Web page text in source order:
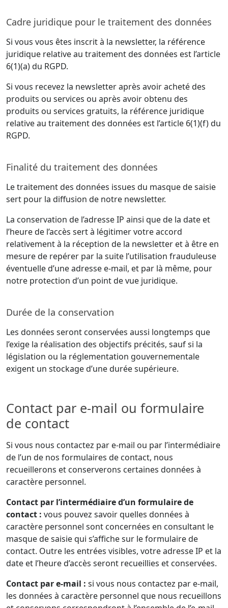
Cadre juridique pour le traitement des données
Si vous vous êtes inscrit à la newsletter, la référence
juridique relative au traitement des données est l’article
6(1)(a) du RGPD.
Si vous recevez la newsletter après avoir acheté des
produits ou services ou après avoir obtenu des
produits ou services gratuits, la référence juridique
relative au traitement des données est l’article 6(1)(f) du
RGPD.
Finalité du traitement des données
Le traitement des données issues du masque de saisie
sert pour la diffusion de notre newsletter.
La conservation de l’adresse IP ainsi que de la date et
l’heure de l’accès sert à légitimer votre accord
relativement à la réception de la newsletter et à être en
mesure de repérer par la suite l’utilisation frauduleuse
éventuelle d’une adresse e-mail, et par là même, pour
notre protection d’un point de vue juridique.
Durée de la conservation
Les données seront conservées aussi longtemps que
l’exige la réalisation des objectifs précités, sauf si la
législation ou la réglementation gouvernementale
exigent un stockage d’une durée supérieure.
Contact par e-mail ou formulaire
de contact
Si vous nous contactez par e-mail ou par l’intermédiaire
de l’un de nos formulaires de contact, nous
recueillerons et conserverons certaines données à
caractère personnel.
Contact par l’intermédiaire d’un formulaire de
contact : vous pouvez savoir quelles données à
caractère personnel sont concernées en consultant le
masque de saisie qui s’affiche sur le formulaire de
contact. Outre les entrées visibles, votre adresse IP et la
date et l’heure d’accès seront recueillies et conservées.
Contact par e-mail : si vous nous contactez par e-mail,
les données à caractère personnel que nous recueillons